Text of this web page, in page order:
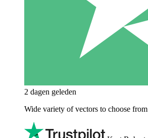
2 dagen geleden
Wide variety of vectors to choose from